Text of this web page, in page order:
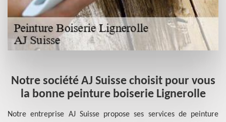
Notre société AJ Suisse choisit pour vous
la bonne peinture boiserie Lignerolle
Notre entreprise AJ Suisse propose ses services de peinture